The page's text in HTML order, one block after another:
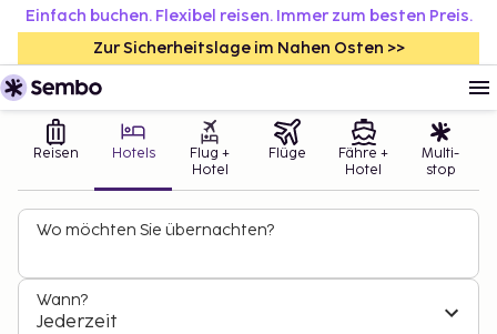
Einfach buchen. Flexibel reisen. Immer zum besten Preis.
Zur Sicherheitslage im Nahen Osten >>
Reisen Hotels
Flug +
Hotel
Flüge
Fähre +
Hotel
Multi-
stop
Wo möchten Sie übernachten?
Wann?
Jederzeit